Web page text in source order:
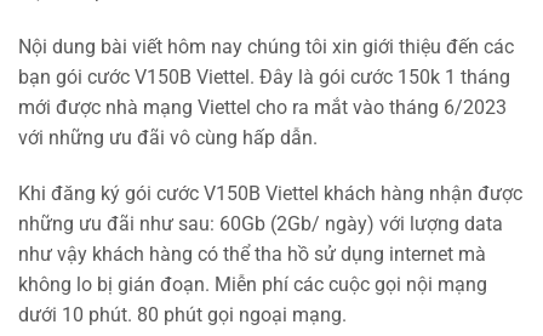
Nội dung bài viết hôm nay chúng tôi xin giới thiệu đến các
bạn gói cước V150B Viettel. Đây là gói cước 150k 1 tháng
mới được nhà mạng Viettel cho ra mắt vào tháng 6/2023
với những ưu đãi vô cùng hấp dẫn.
Khi đăng ký gói cước V150B Viettel khách hàng nhận được
những ưu đãi như sau: 60Gb (2Gb/ ngày) với lượng data
như vậy khách hàng có thể tha hồ sử dụng internet mà
không lo bị gián đoạn. Miễn phí các cuộc gọi nội mạng
dưới 10 phút. 80 phút gọi ngoại mạng.